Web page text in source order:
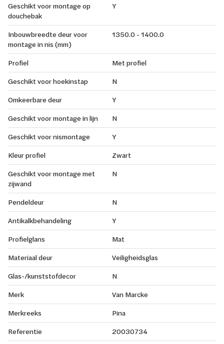
Geschikt voor montage op
douchebak
Y
Inbouwbreedte deur voor
montage in nis (mm)
1350.0 - 1400.0
Profiel
Met profiel
Geschikt voor hoekinstap
N
Omkeerbare deur
Y
Geschikt voor montage in lijn
N
Geschikt voor nismontage
Y
Kleur profiel
Zwart
Geschikt voor montage met
zijwand
N
Pendeldeur
N
Antikalkbehandeling
Y
Profielglans
Mat
Materiaal deur
Veiligheidsglas
Glas-/kunststofdecor
N
Merk
Van Marcke
Merkreeks
Pina
Referentie
20030734